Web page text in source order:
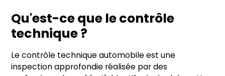
Qu'est-ce que le contrôle
technique ?
Le contrôle technique automobile est une
inspection approfondie réalisée par des